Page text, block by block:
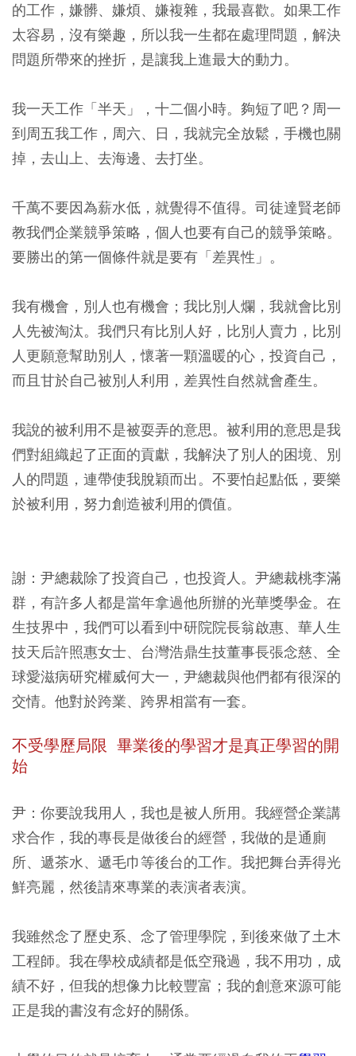
的工作，嫌髒、嫌煩、嫌複雜，我最喜歡。如果工作
太容易，沒有樂趣，所以我一生都在處理問題，解決
問題所帶來的挫折，是讓我上進最大的動力。
我一天工作「半天」，十二個小時。夠短了吧？周一
到周五我工作，周六、日，我就完全放鬆，手機也關
掉，去山上、去海邊、去打坐。
千萬不要因為薪水低，就覺得不值得。司徒達賢老師
教我們企業競爭策略，個人也要有自己的競爭策略。
要勝出的第一個條件就是要有「差異性」。
我有機會，別人也有機會；我比別人爛，我就會比別
人先被淘汰。我們只有比別人好，比別人賣力，比別
人更願意幫助別人，懷著一顆溫暖的心，投資自己，
而且甘於自己被別人利用，差異性自然就會產生。
我說的被利用不是被耍弄的意思。被利用的意思是我
們對組織起了正面的貢獻，我解決了別人的困境、別
人的問題，連帶使我脫穎而出。不要怕起點低，要樂
於被利用，努力創造被利用的價值。
謝：尹總裁除了投資自己，也投資人。尹總裁桃李滿
群，有許多人都是當年拿過他所辦的光華獎學金。在
生技界中，我們可以看到中研院院長翁啟惠、華人生
技天后許照惠女士、台灣浩鼎生技董事長張念慈、全
球愛滋病研究權威何大一，尹總裁與他們都有很深的
交情。他對於跨業、跨界相當有一套。
不受學歷局限 畢業後的學習才是真正學習的開
始
尹：你要說我用人，我也是被人所用。我經營企業講
求合作，我的專長是做後台的經營，我做的是通廁
所、遞茶水、遞毛巾等後台的工作。我把舞台弄得光
鮮亮麗，然後請來專業的表演者表演。
我雖然念了歷史系、念了管理學院，到後來做了土木
工程師。我在學校成績都是低空飛過，我不用功，成
績不好，但我的想像力比較豐富；我的創意來源可能
正是我的書沒有念好的關係。